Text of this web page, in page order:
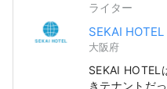
ライター
SEKAI
大阪府
SEKAI HOTEL
きテナントだ